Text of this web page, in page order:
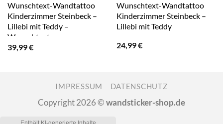
Wunschtext-Wandtattoo
Kinderzimmer Steinbeck –
Lillebi mit Teddy –
Wunschtext
39,99€
Wunschtext-Wandtattoo
Kinderzimmer Steinbeck –
Lillebi mit Teddy
24,99€
IMPRESSUM DATENSCHUTZ
Copyright 2026 ©wandsticker-shop.de